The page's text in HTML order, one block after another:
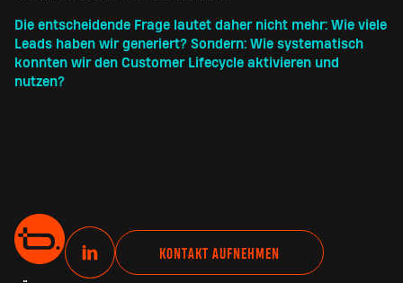
Die entscheidende Frage lautet daher nicht mehr: Wie viele
Leads haben wir generiert? Sondern: Wie systematisch
konnten wir den Customer Lifecycle aktivieren und
nutzen?
i
KONTAKT AUFNEHMEN